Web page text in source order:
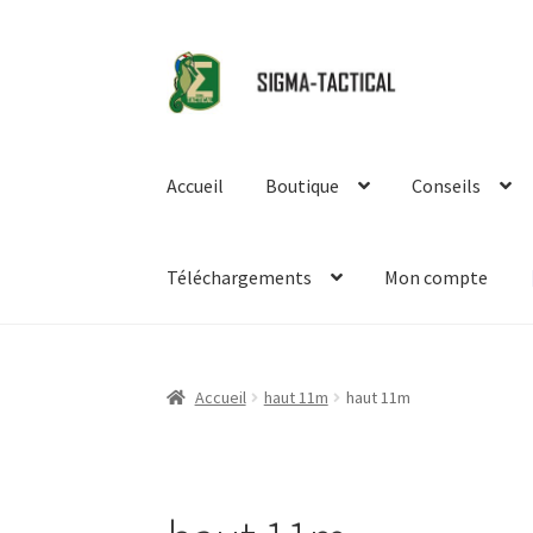
Aller
à
la
Aller
au
contenu
Accueil Boutique Conseils
Téléchargements Mon compte
Accueil haut 11m haut 11m